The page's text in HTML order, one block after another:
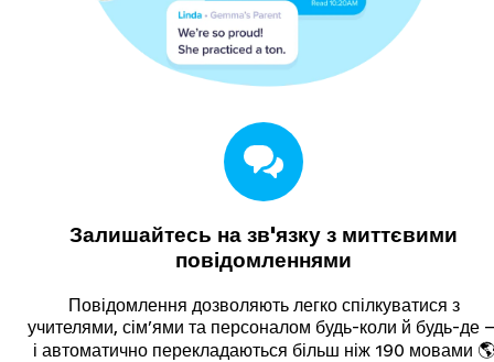
Залишайтесь на зв'язку з миттєвими
повідомленнями
Повідомлення дозволяють легко спілкуватися з
учителями, сімʼями та персоналом будь-коли й будь-де
і автоматично перекладаються більш ніж 190 мовами 🌎